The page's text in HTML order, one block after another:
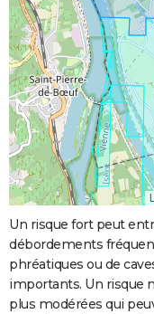
Un risque fort peut
débordements
phréatiques ou de
importants. Un risque
plus modérées qui